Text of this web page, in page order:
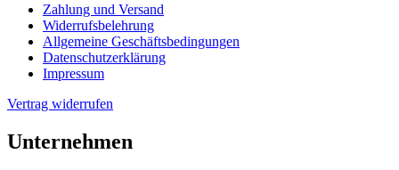
Zahlung und Versand
Widerrufsbelehrung
Allgemeine Geschäftsbedingungen
Datenschutzerklärung
Impressum
Vertrag widerrufen
Unternehmen